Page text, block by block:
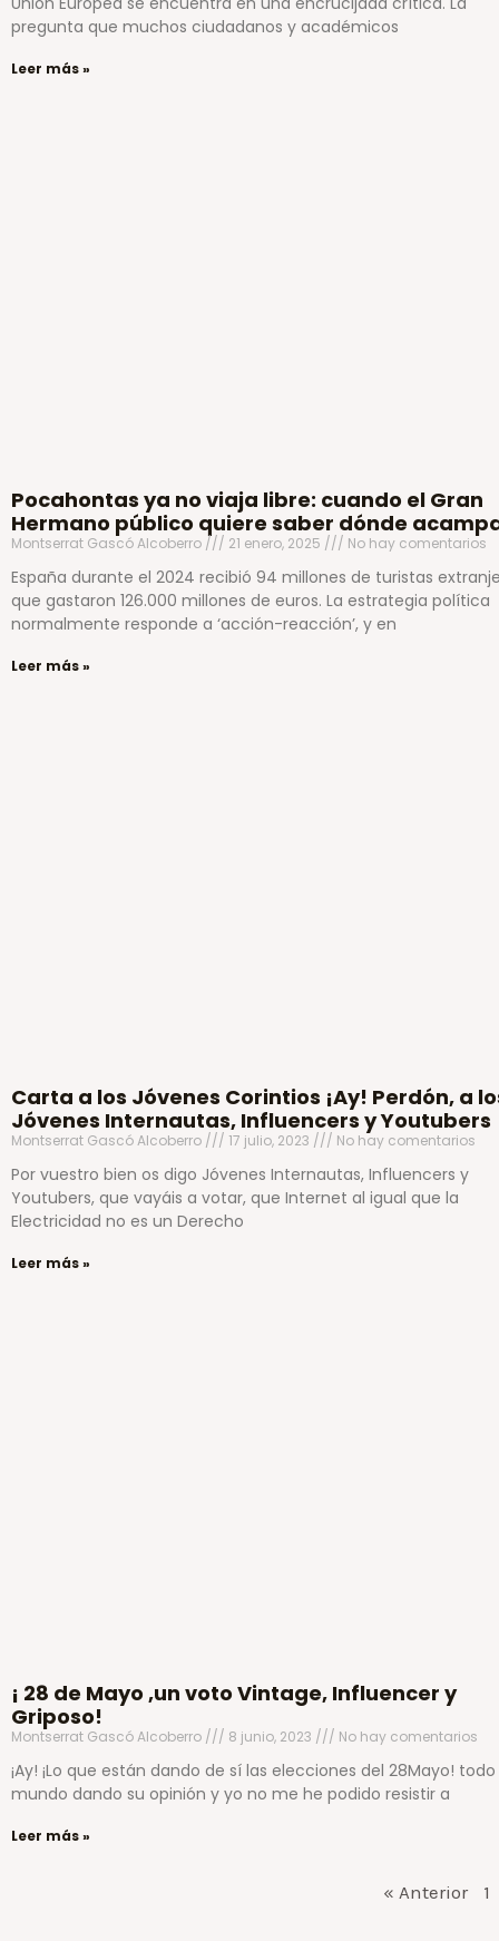
pregunta que muchos ciudadanos y académicos
Leer más »
Pocahontas ya no viaja libre: cuando el Gran
Hermano público quiere saber dónde
Montserrat Gascó Alcoberro 21 enero, 2025 No hay comentarios
España durante el 2024 recibió 94 millones de turistas
que gastaron 126.000 millones de euros. La estrategia política
normalmente responde a ‘acción-reacción’, y en
Leer más »
Carta a los Jóvenes Corintios ¡Ay! Perdón, a
Jóvenes Internautas, Influencers y Youtubers
Montserrat Gascó Alcoberro 17 julio, 2023 No hay comentarios
Por vuestro bien os digo Jóvenes Internautas, Influencers y
Youtubers, que vayáis a votar, que Internet al igual que la
Electricidad no es un Derecho
Leer más »
¡ 28 de Mayo ,un voto Vintage, Influencer y
Griposo!
Montserrat Gascó Alcoberro 8 junio, 2023 No hay comentarios
¡Ay! ¡Lo que están dando de sí las elecciones del 28Mayo!
mundo dando su opinión y yo no me he podido resistir a
Leer más »
« Anterior 1